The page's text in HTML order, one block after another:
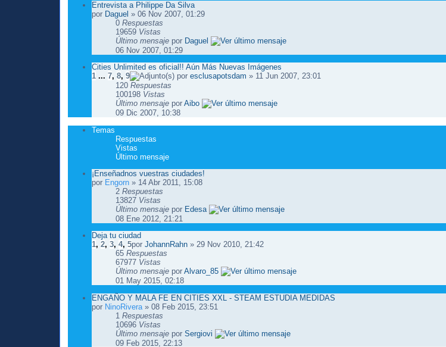
Entrevista a Philippe Da Silva
por Daguel » 06 Nov 2007, 01:29
0Respuestas
19659 Vistas
Último mensaje por Daguel
06 Nov 2007, 01:29
Cities Unlimited es oficial!! Aún Más Nuevas Imágenes
1 ...7,8,9 poresclusapotsdam » 11 Jun 2007, 23:01
120Respuestas
100198 Vistas
Último mensaje porAibo
09 Dic 2007, 10:38
Temas
Respuestas
Vistas
Último mensaje
¡Enseñadnos vuestras ciudades!
por Engorn » 14 Abr 2011, 15:08
2Respuestas
13827 Vistas
Último mensaje por Edesa
08 Ene 2012, 21:21
Deja tu ciudad
1,2,3,4,5porJohannRahn » 29 Nov 2010, 21:42
65Respuestas
67977 Vistas
Último mensaje porAlvaro_85
01 May 2015, 02:18
ENGAÑO Y MALA FE EN CITIES XXL - STEAM ESTUDIA MEDIDAS
por NinoRivera » 08 Feb 2015, 23:51
1Respuestas
10696 Vistas
Último mensaje porSergiovi
09 Feb 2015, 22:13